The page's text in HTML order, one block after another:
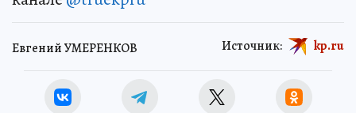
Евгений УМЕРЕНКОВ Источник: kp.ru